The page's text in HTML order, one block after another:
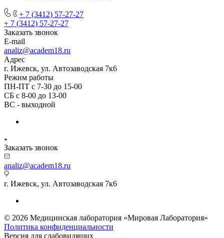
+ 7 (3412) 57-27-27
+ 7 (3412) 57-27-27
Заказать звонок
E-mail
analiz@academ18.ru
Адрес
г. Ижевск, ул. Автозаводская 7к6
Режим работы
ПН-ПТ с 7-30 до 15-00
СБ с 8-00 до 13-00
ВС - выходной
Заказать звонок
analiz@academ18.ru
г. Ижевск, ул. Автозаводская 7к6
© 2026 Медицинская лаборатория «Мировая Лаборатория»
Политика конфиденциальности
Версия для слабовидящих